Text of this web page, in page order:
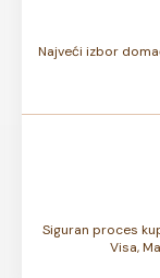
Najveći izbor
Siguran proces
Visa,